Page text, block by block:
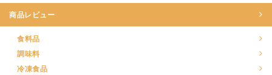
商品レビュー
食料品
調味料
冷凍食品